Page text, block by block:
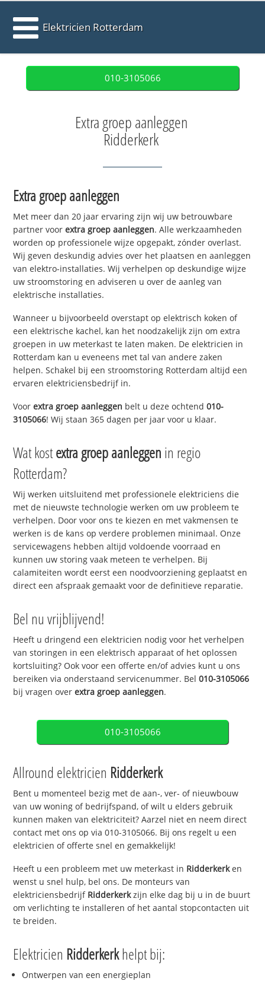
Elektricien Rotterdam
010-3105066
Extra groep aanleggen
Ridderkerk
Extra groep aanleggen
Met meer dan 20 jaar ervaring zijn wij uw betrouwbare
partner voorextra groep aanleggen. Alle werkzaamheden
worden op professionele wijze opgepakt, zónder overlast.
Wij geven deskundig advies over het plaatsen en aanleggen
van elektro-installaties. Wij verhelpen op deskundige wijze
uw stroomstoring en adviseren u over de aanleg van
elektrische installaties.
Wanneer u bijvoorbeeld overstapt op elektrisch koken of
een elektrische kachel, kan het noodzakelijk zijn om extra
groepen in uw meterkast te laten maken. De elektricien in
Rotterdam kan u eveneens met tal van andere zaken
helpen. Schakel bij een stroomstoring Rotterdam altijd een
ervaren elektriciensbedrijf in.
Voorextra groep aanleggen belt u deze ochtend010-
3105066! Wij staan 365 dagen per jaar voor u klaar.
Wat kostextra groep aanleggen in regio
Rotterdam?
Wij werken uitsluitend met professionele elektriciens die
met de nieuwste technologie werken om uw probleem te
verhelpen. Door voor ons te kiezen en met vakmensen te
werken is de kans op verdere problemen minimaal. Onze
servicewagens hebben altijd voldoende voorraad en
kunnen uw storing vaak meteen te verhelpen. Bij
calamiteiten wordt eerst een noodvoorziening geplaatst en
direct een afspraak gemaakt voor de definitieve reparatie.
Bel nu vrijblijvend!
Heeft u dringend een elektricien nodig voor het verhelpen
van storingen in een elektrisch apparaat of het oplossen
kortsluiting? Ook voor een offerte en/of advies kunt u ons
bereiken via onderstaand servicenummer. Bel010-3105066
bij vragen overextra groep aanleggen.
010-3105066
Allround elektricien Ridderkerk
Bent u momenteel bezig met de aan-, ver- of nieuwbouw
van uw woning of bedrijfspand, of wilt u elders gebruik
kunnen maken van elektriciteit? Aarzel niet en neem direct
contact met ons op via 010-3105066. Bij ons regelt u een
elektricien of offerte snel en gemakkelijk!
Heeft u een probleem met uw meterkast in Ridderkerken
wenst u snel hulp, bel ons. De monteurs van
elektriciensbedrijf Ridderkerkzijn elke dag bij u in de buurt
om verlichting te installeren of het aantal stopcontacten uit
te breiden.
Elektricien Ridderkerkhelpt bij:
Ontwerpen van een energieplan